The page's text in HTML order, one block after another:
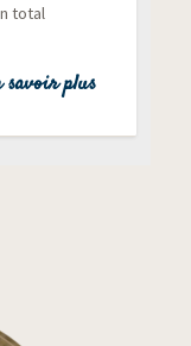
total
savoir plus